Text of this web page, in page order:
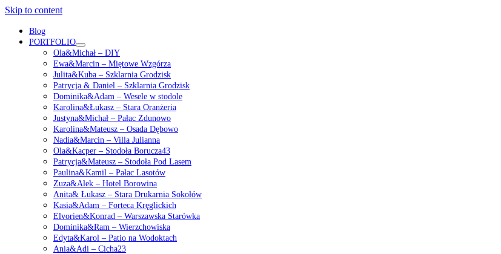
Skip to content
Blog
PORTFOLIO
open
menu
Ola&Michał – DIY
Ewa&Marcin – Miętowe Wzgórza
Julita&Kuba – Szklarnia Grodzisk
Patrycja & Daniel – Szklarnia Grodzisk
Dominika&Adam – Wesele w stodole
Karolina&Łukasz – Stara Oranżeria
Justyna&Michał – Pałac Zdunowo
Karolina&Mateusz – Osada Dębowo
Nadia&Marcin – Villa Julianna
Ola&Kacper – Stodoła Borucza43
Patrycja&Mateusz – Stodoła Pod Lasem
Paulina&Kamil – Pałac Lasotów
Zuza&Alek – Hotel Borowina
Anita& Łukasz – Stara Drukarnia Sokołów
Kasia&Adam – Forteca Kręglickich
Elvorien&Konrad – Warszawska Starówka
Dominika&Ram – Wierzchowiska
Edyta&Karol – Patio na Wodoktach
Ania&Adi – Cicha23